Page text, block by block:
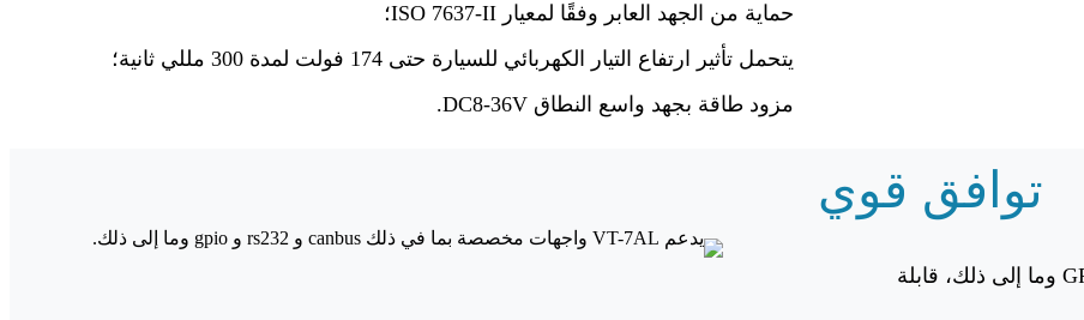
حماية من الجهد العابر وفقًا لمعيار ISO 7637-II؛
يتحمل تأثير ارتفاع التيار الكهربائي للسيارة حتى 174 فولت لمدة 300 مللي ثانية؛
مزود طاقة بجهد واسع النطاق DC8-36V.
توافق قوي
بفضل واجهات غنية من RS232 و CAN Bus و RS485 و GPIO وما إلى ذلك، قابلة